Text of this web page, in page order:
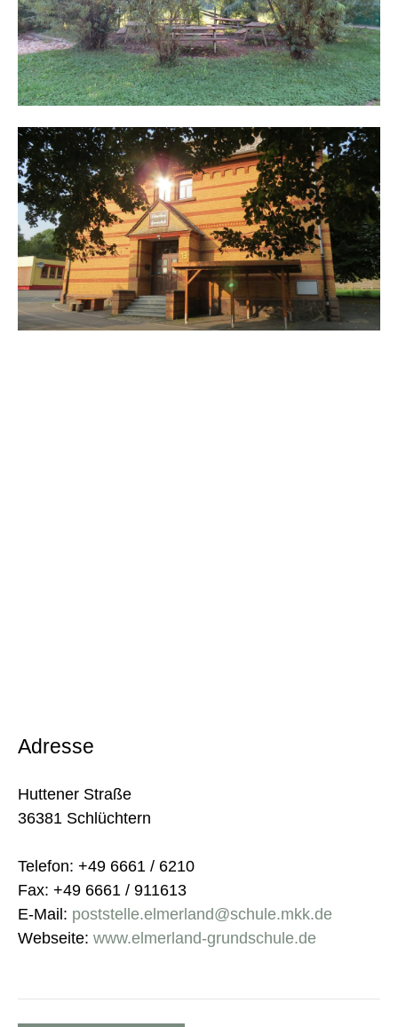
Adresse
Huttener Straße
36381 Schlüchtern
Telefon: +49 6661 / 6210
Fax: +49 6661 / 911613
E-Mail: poststelle.elmerland@schule.mkk.de
Webseite: www.elmerland-grundschule.de